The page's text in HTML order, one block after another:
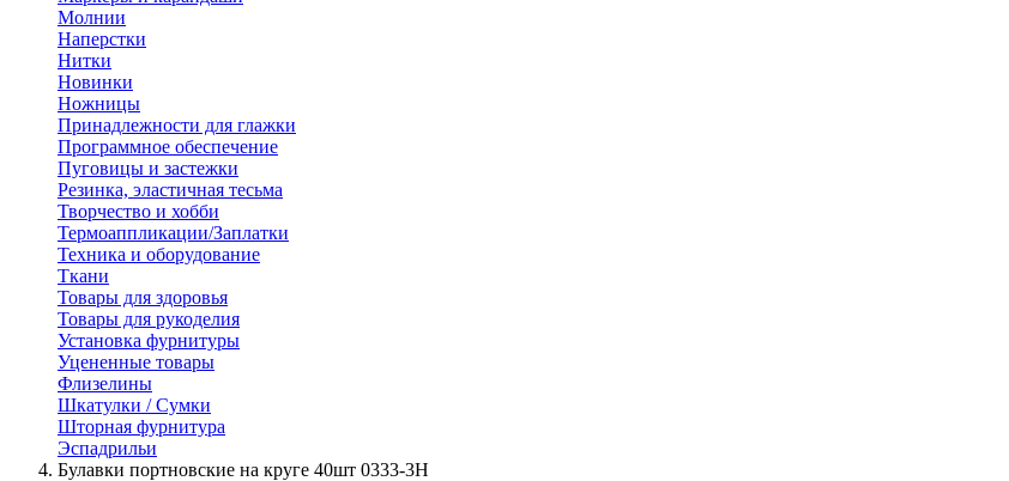
Молнии
Наперстки
Нитки
Новинки
Ножницы
Принадлежности для глажки
Программное обеспечение
Пуговицы и застежки
Резинка, эластичная тесьма
Творчество и хобби
Термоаппликации/Заплатки
Техника и оборудование
Ткани
Товары для здоровья
Товары для рукоделия
Установка фурнитуры
Уцененные товары
Флизелины
Шкатулки / Сумки
Шторная фурнитура
Эспадрильи
Булавки портновские на круге 40шт 0333-3H